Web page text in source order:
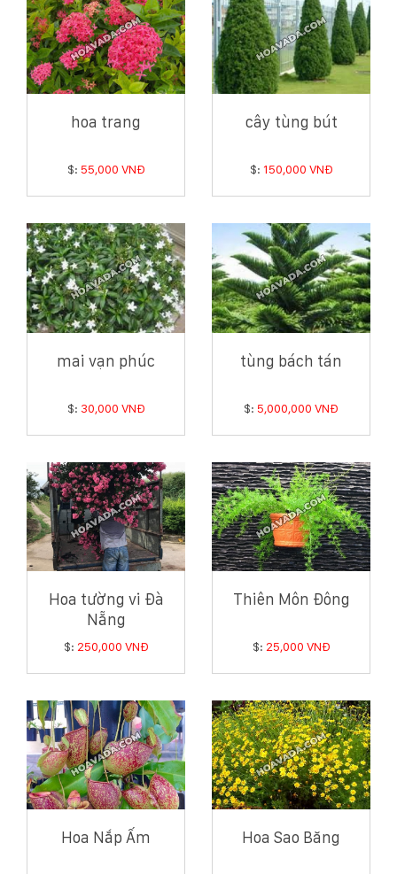
hoa trang
$: 55,000 VNĐ
cây tùng bút
$: 150,000 VNĐ
mai vạn phúc
$: 30,000 VNĐ
tùng bách tán
$: 5,000,000 VNĐ
Hoa tường vi Đà
Nẵng
$: 250,000 VNĐ
Thiên Môn Đông
$: 25,000 VNĐ
Hoa Nắp Ấm Hoa Sao Băng